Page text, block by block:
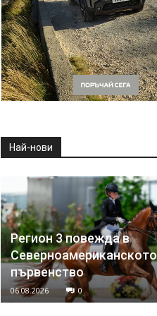
Най-нови
Регион 3 повежда в
Северноамериканското
първенство
06.08.2026 0